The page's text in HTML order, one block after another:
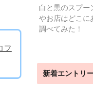
フ
白と黒のスプー
やお店はどこに
調べてみた！
新着エントリ